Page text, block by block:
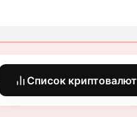
Список криптовалют